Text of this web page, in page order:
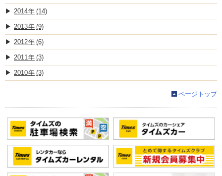
2014 (14)
2013 (9)
2012 (6)
2011 (3)
2010 (3)
ページトップ